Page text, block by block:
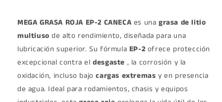
MEGA GRASA ROJA EP-2 CANECA es unagrasa de litio
multiuso de alto rendimiento, diseñada para una
lubricación superior. Su fórmula EP-2 ofrece protección
excepcional contra eldesgaste , la corrosión y la
oxidación, incluso bajocargas extremas y en presencia
de agua. Ideal para rodamientos, chasis y equipos